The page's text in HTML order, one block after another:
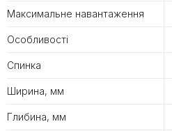
Максимальне навантаження
Особливості
Спинка
Ширина, мм
Глибина, мм